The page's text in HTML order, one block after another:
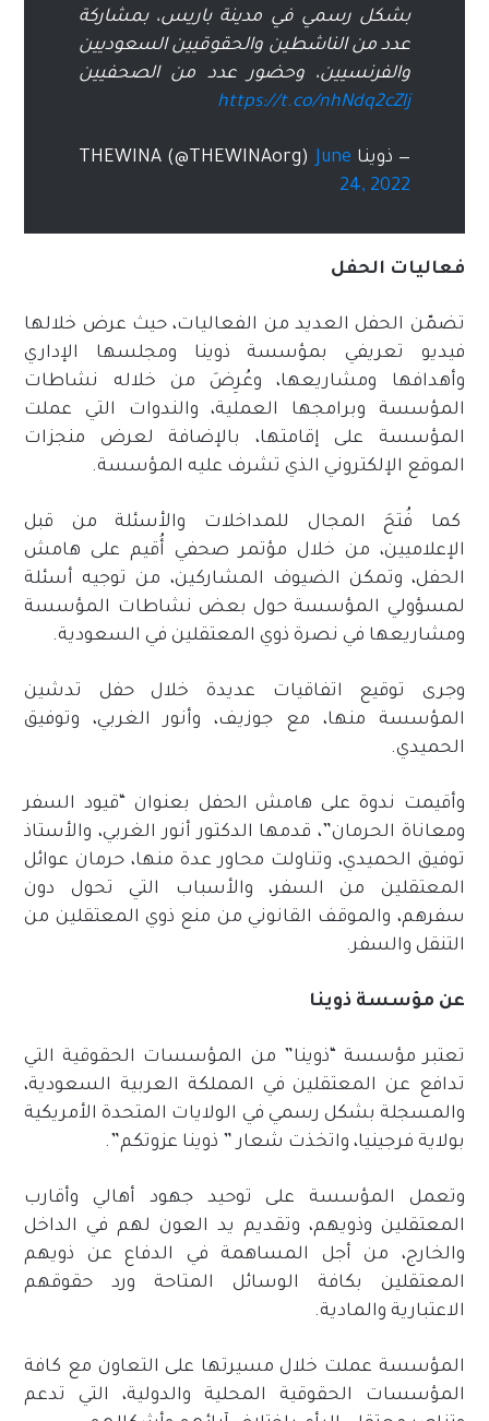
بشكل رسمي في مدينة باريس، بمشاركة
عدد من الناشطين والحقوقيين السعوديين
والفرنسيين، وحضور عدد من الصحفيين
https://t.co/nhNdq2cZlj
— ذوينا THEWINA (@THEWINAorg) June
24, 2022
فعاليات الحفل
تضمّن الحفل العديد من الفعاليات، حيث عرض خلالها
فيديو تعريفي بمؤسسة ذوينا ومجلسها الإداري
وأهدافها ومشاريعها، وعُرِضَ من خلاله نشاطات
المؤسسة وبرامجها العملية، والندوات التي عملت
المؤسسة على إقامتها، بالإضافة لعرض منجزات
الموقع الإلكتروني الذي تشرف عليه المؤسسة.
كما فُتحَ المجال للمداخلات والأسئلة من قبل
الإعلاميين، من خلال مؤتمر صحفي أُقيم على هامش
الحفل، وتمكن الضيوف المشاركين، من توجيه أسئلة
لمسؤولي المؤسسة حول بعض نشاطات المؤسسة
ومشاريعها في نصرة ذوي المعتقلين في السعودية.
وجرى توقيع اتفاقيات عديدة خلال حفل تدشين
المؤسسة منها، مع جوزيف، وأنور الغربي، وتوفيق
الحميدي.
وأقيمت ندوة على هامش الحفل بعنوان “قيود السفر
ومعاناة الحرمان”، قدمها الدكتور أنور الغربي، والأستاذ
توفيق الحميدي، وتناولت محاور عدة منها، حرمان عوائل
المعتقلين من السفر، والأسباب التي تحول دون
سفرهم، والموقف القانوني من منع ذوي المعتقلين من
التنقل والسفر.
عن مؤسسة ذوينا
تعتبر مؤسسة “ذوينا” من المؤسسات الحقوقية التي
تدافع عن المعتقلين في المملكة العربية السعودية،
والمسجلة بشكل رسمي في الولايات المتحدة الأمريكية
بولاية فرجينيا، واتخذت شعار ” ذوينا عزوتكم”.
وتعمل المؤسسة على توحيد جهود أهالي وأقارب
المعتقلين وذويهم، وتقديم يد العون لهم في الداخل
والخارج، من أجل المساهمة في الدفاع عن ذويهم
المعتقلين بكافة الوسائل المتاحة ورد حقوقهم
الاعتبارية والمادية.
المؤسسة عملت خلال مسيرتها على التعاون مع كافة
المؤسسات الحقوقية المحلية والدولية، التي تدعم